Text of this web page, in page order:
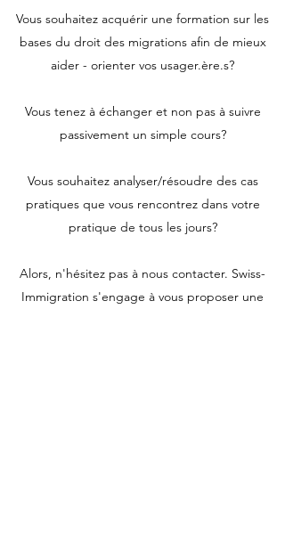
Vous souhaitez acquérir une formation sur les
bases du droit des migrations afin de mieux
aider - orienter vos usager.ère.s?
Vous tenez à échanger et non pas à suivre
passivement un simple cours?
Vous souhaitez analyser/résoudre des cas
pratiques que vous rencontrez dans votre
pratique de tous les jours?
Alors, n'hésitez pas à nous contacter. Swiss-
Immigration s'engage à vous proposer une